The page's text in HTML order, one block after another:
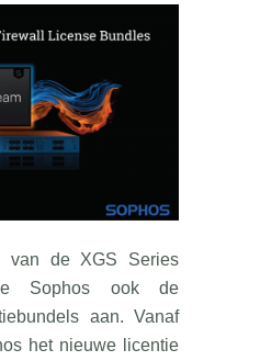
van de XGS Series
Sophos ook de
aan. Vanaf
het nieuwe licentie